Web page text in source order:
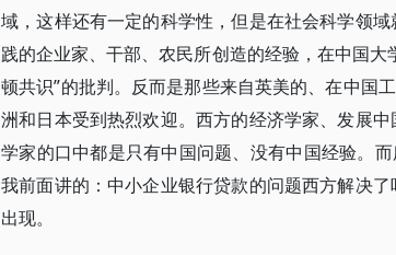
域，这样还有一定的科学性，但是在社会科学领
践的企业家、干部、农民所创造的经验，在中国
顿共识”的批判。反而是那些来自英美的、在中国
洲和日本受到热烈欢迎。西方的经济学家、发展
学家的口中都是只有中国问题、没有中国经验。
我前面讲的：中小企业银行贷款的问题西方解决
出现。